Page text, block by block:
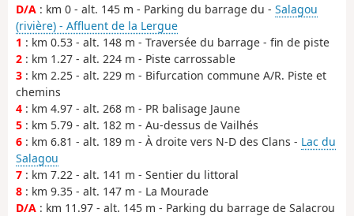
D/A : km 0 - alt. 145 m - Parking du barrage du - Salagou
(rivière) - Affluent de la Lergue
1 : km 0.53 - alt. 148 m - Traversée du barrage - fin de piste
2 : km 1.27 - alt. 224 m - Piste carrossable
3 : km 2.25 - alt. 229 m - Bifurcation commune A/R. Piste et
chemins
4 : km 4.97 - alt. 268 m - PR balisage Jaune
5 : km 5.79 - alt. 182 m - Au-dessus de Vailhés
6 : km 6.81 - alt. 189 m - À droite vers N-D des Clans - Lac du
Salagou
7 : km 7.22 - alt. 141 m - Sentier du littoral
8 : km 9.35 - alt. 147 m - La Mourade
D/A : km 11.97 - alt. 145 m - Parking du barrage de Salacrou